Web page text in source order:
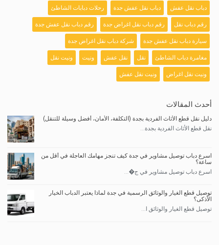
دباب نقل عفش دباب نقل عفش جدة رحلات دبابات الشاطئ
رقم دباب نقل رقم دباب نقل اغراض جدة رقم دباب نقل عفش جدة
سيارة دباب نقل عفش جدة شركة دباب نقل اغراض جدة
مغامرة دباب الشاطئ نقل نقل عفش ونيت ونيت نقل
ونيت نقل اغراض ونيت نقل عفش
أحدث المقالات
دليل نقل قطع الأثاث الفردية بجدة (التكلفة، الأمان، أفضل وسيلة للتنقل)
نقل قطع الأثاث الفردية بجدة...
اسرع دباب توصيل مشاوير في جدة كيف تنجز مهامك العاجلة في أقل من
ساعة؟
اسرع دباب توصيل مشاوير في ج�...
توصيل قطع الغيار والوثائق الرسمية في جدة لماذا يعتبر الدباب الخيار
الأذكى؟
توصيل قطع الغيار والوثائق ا...